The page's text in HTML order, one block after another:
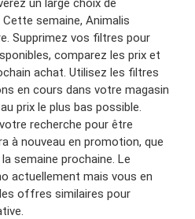
un large choix de
semaine, Animalis
Supprimez vos filtres pour
comparez les prix et
achat. Utilisez les filtres
en cours dans votre magasin
prix le plus bas possible.
recherche pour être
à nouveau en promotion, que
semaine prochaine. Le
actuellement mais vous en
offres similaires pour